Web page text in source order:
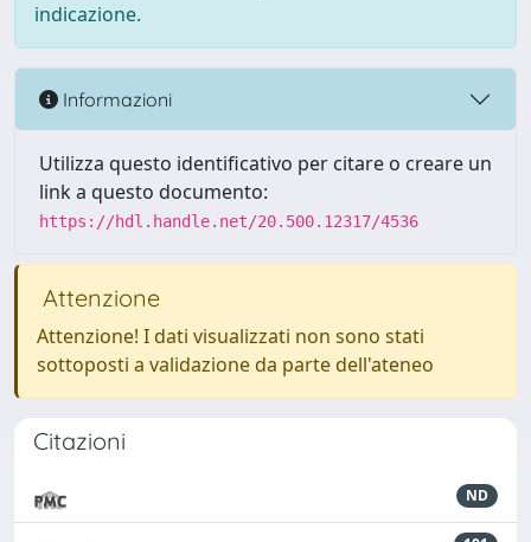
indicazione.
Informazioni
Utilizza questo identificativo per citare o creare un
link a questo documento:
https://hdl.handle.net/20.500.12317/4536
Attenzione
Attenzione! I dati visualizzati non sono stati
sottoposti a validazione da parte dell'ateneo
Citazioni
ND